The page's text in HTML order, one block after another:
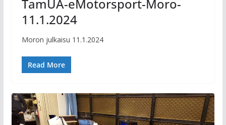
TamUA-eMotorsport-Moro-
11.1.2024
Moron julkaisu 11.1.2024
Read More